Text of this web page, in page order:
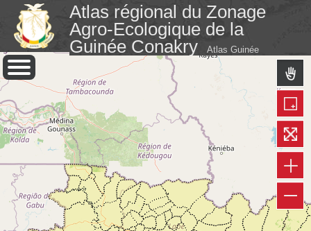
Atlas régional du Zonage
Agro-Ecologique de la
Guinée Conakry
Atlas Guinée